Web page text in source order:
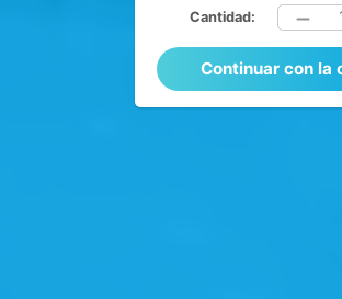
Cantidad:
Continuar con la